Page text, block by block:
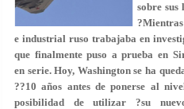
sobre sus
e industrial ruso trabajaba en
que finalmente puso a prueba en
en serie. Hoy, Washington se ha
??10 años antes de ponerse al
posibilidad de utilizar ?su